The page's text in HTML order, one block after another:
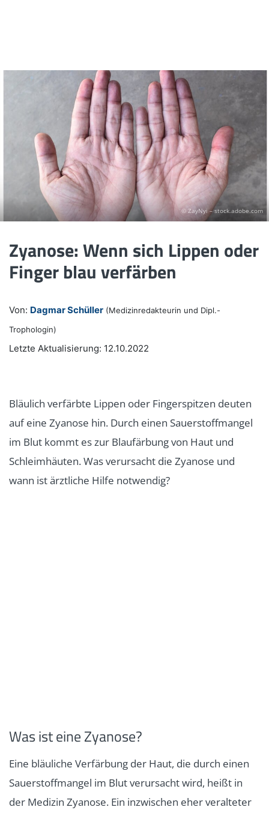
© ZayNyi – stock.adobe.com
Zyanose: Wenn sich Lippen oder
Finger blau verfärben
Von: Dagmar Schüller (Medizinredakteurin und Dipl.-
Trophologin)
Letzte Aktualisierung: 12.10.2022
Bläulich verfärbte Lippen oder Fingerspitzen deuten
auf eine Zyanose hin. Durch einen Sauerstoffmangel
im Blut kommt es zur Blaufärbung von Haut und
Schleimhäuten. Was verursacht die Zyanose und
wann ist ärztliche Hilfe notwendig?
Was ist eine Zyanose?
Eine bläuliche Verfärbung der Haut, die durch einen
Sauerstoffmangel im Blut verursacht wird, heißt in
der Medizin Zyanose. Ein inzwischen eher veralteter